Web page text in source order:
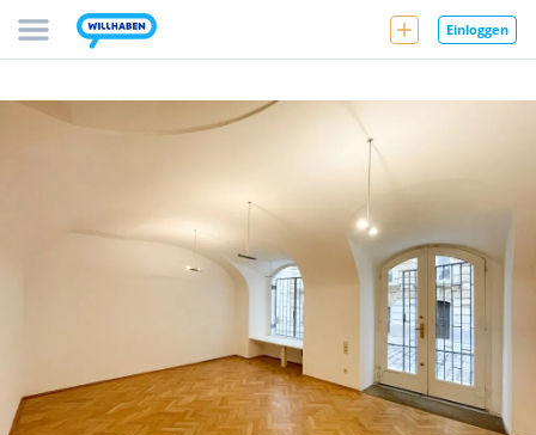
Einloggen